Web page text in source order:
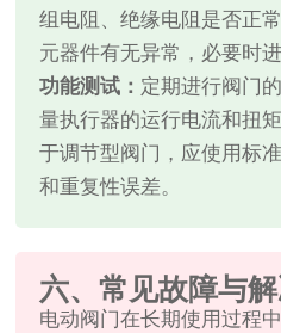
组电阻、绝缘电阻是否正
元器件有无异常，必要时
功能测试： 定期进行阀门
量执行器的运行电流和扭
于调节型阀门，应使用标
和重复性误差。
六、常见故障与
电动阀门在长期使用过程